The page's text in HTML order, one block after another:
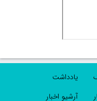
یادداشت
آرشیو اخبار